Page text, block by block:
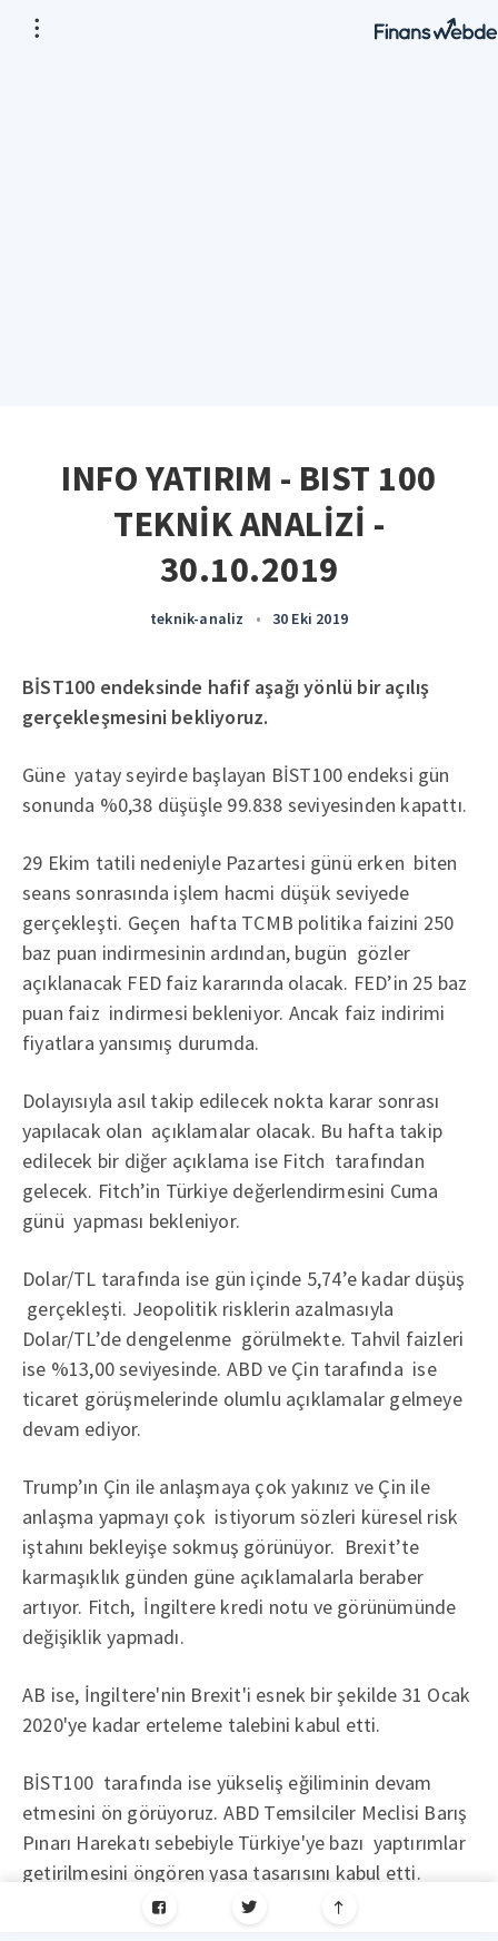
INFO YATIRIM - BIST 100
TEKNİK ANALİZİ -
30.10.2019
teknik-analiz • 30 Eki 2019
BİST100 endeksinde hafif aşağı yönlü bir açılış
gerçekleşmesini bekliyoruz.
Güne yatay seyirde başlayan BİST100 endeksi gün
sonunda %0,38 düşüşle 99.838 seviyesinden kapattı.
29 Ekim tatili nedeniyle Pazartesi günü erken biten
seans sonrasında işlem hacmi düşük seviyede
gerçekleşti. Geçen hafta TCMB politika faizini 250
baz puan indirmesinin ardından, bugün gözler
açıklanacak FED faiz kararında olacak. FED’in 25 baz
puan faiz indirmesi bekleniyor. Ancak faiz indirimi
fiyatlara yansımış durumda.
Dolayısıyla asıl takip edilecek nokta karar sonrası
yapılacak olan açıklamalar olacak. Bu hafta takip
edilecek bir diğer açıklama ise Fitch tarafından
gelecek. Fitch’in Türkiye değerlendirmesini Cuma
günü yapması bekleniyor.
Dolar/TL tarafında ise gün içinde 5,74’e kadar düşüş
gerçekleşti. Jeopolitik risklerin azalmasıyla
Dolar/TL’de dengelenme görülmekte. Tahvil faizleri
ise %13,00 seviyesinde. ABD ve Çin tarafında ise
ticaret görüşmelerinde olumlu açıklamalar gelmeye
devam ediyor.
Trump’ın Çin ile anlaşmaya çok yakınız ve Çin ile
anlaşma yapmayı çok istiyorum sözleri küresel risk
iştahını bekleyişe sokmuş görünüyor. Brexit’te
karmaşıklık günden güne açıklamalarla beraber
artıyor. Fitch, İngiltere kredi notu ve görünümünde
değişiklik yapmadı.
AB ise, İngiltere'nin Brexit'i esnek bir şekilde 31 Ocak
2020'ye kadar erteleme talebini kabul etti.
BİST100 tarafında ise yükseliş eğiliminin devam
etmesini ön görüyoruz. ABD Temsilciler Meclisi Barış
Pınarı Harekatı sebebiyle Türkiye'ye bazı yaptırımlar
getirilmesini öngören yasa tasarısını kabul etti.